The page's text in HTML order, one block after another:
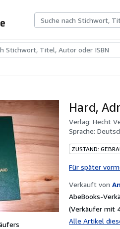
BücherKunst &
Hard,
Verlag: Hecht
Sprache:
ZUSTAND:
Für später
Verkauft von
AbeBooks-
(Verkäufer mit
Alle Artikel